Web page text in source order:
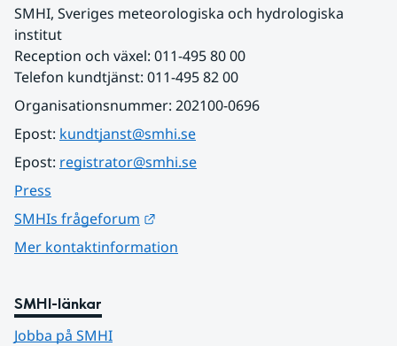
SMHI, Sveriges meteorologiska och hydrologiska
institut
Reception och växel: 011-495 80 00
Telefon kundtjänst: 011-495 82 00
Organisationsnummer: 202100-0696
Epost: kundtjanst@smhi.se
Epost: registrator@smhi.se
Press
SMHIs frågeforum
Mer kontaktinformation
SMHI-länkar
Jobba på SMHI